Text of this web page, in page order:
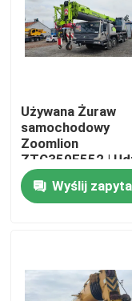
Produkty
O nas
Kontrola jakości
Używana Żuraw
samochodowy
Zoomlion
ZTC350E552 |
35 ton | Wysięgnik
główny 44M
Wyślij